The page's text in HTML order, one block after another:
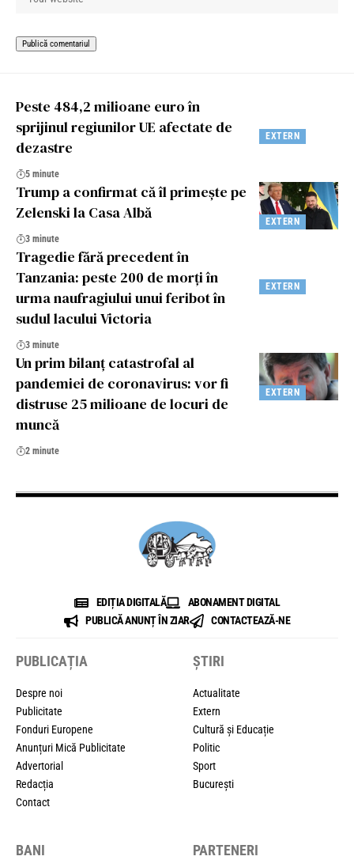
EXTERN
Peste 484,2 milioane euro în
sprijinul regiunilor UE afectate de
dezastre
5 minute
EXTERN
Trump a confirmat că îl primeşte pe
Zelenski la Casa Albă
3 minute
EXTERN
Tragedie fără precedent în
Tanzania: peste 200 de morți în
urma naufragiului unui feribot în
sudul lacului Victoria
3 minute
EXTERN
Un prim bilanț catastrofal al
pandemiei de coronavirus: vor fi
distruse 25 milioane de locuri de
muncă
2 minute
EDIȚIA DIGITALĂ
ABONAMENT DIGITAL
PUBLICĂ ANUNȚ ÎN ZIAR
CONTACTEAZĂ-NE
PUBLICAȚIA
Despre noi
Publicitate
Fonduri Europene
Anunțuri Mică Publicitate
Advertorial
Redacția
Contact
ȘTIRI
Actualitate
Extern
Cultură și Educație
Politic
Sport
București
BANI PARTENERI